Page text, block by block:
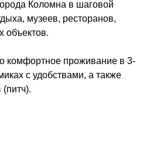
Коломна в шаговой
музеев, ресторанов,
объектов.
комфортное проживание в 3-
с удобствами, а также